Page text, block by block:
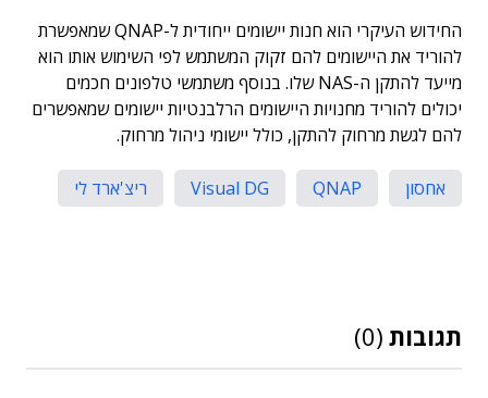
החידוש העיקרי הוא חנות יישומים ייחודית ל-QNAP שמאפשרת
להוריד את היישומים להם זקוק המשתמש לפי השימוש אותו הוא
מייעד להתקן ה-NAS שלו. בנוסף משתמשי טלפונים חכמים
יכולים להוריד מחנויות היישומים הרלבנטיות יישומים שמאפשרים
להם לגשת מרחוק להתקן, כולל יישומי ניהול מרחוק.
אחסון QNAP
Visual DG ריצ'ארד לי
תגובות (0)